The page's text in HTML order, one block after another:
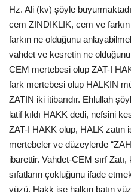
Hz. Ali (kv) şöyle
cem ZINDIKLIK, cem ve
farkın ne olduğunu
vahdet ve kesretin ne
CEM mertebesi olup ZAT-I
fark mertebesi olup HALKIN
ZATIN iki itibarıdır. Ehlullah
latif kıldı HAKK dedi, nefsini
ZAT-I HAKK olup, HALK zatın
mertebeler ve düzeylerde
ibarettir. Vahdet-CEM sırf
sıfatların çokluğunu ifade
yüzü, Hakk ise halkın batın